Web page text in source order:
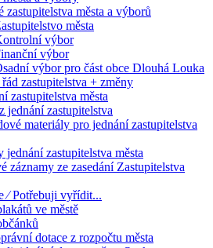
zastupitelstva města a výborů
města
výbor
výbor
výbor pro část obce Dlouhá Louka
řád zastupitelstva + změny
zastupitelstva města
jednání zastupitelstva
materiály pro jednání zastupitelstva
jednání zastupitelstva města
záznamy ze zasedání Zastupitelstva
⁄ Potřebuji vyřídit...
ve městě
dotace z rozpočtu města